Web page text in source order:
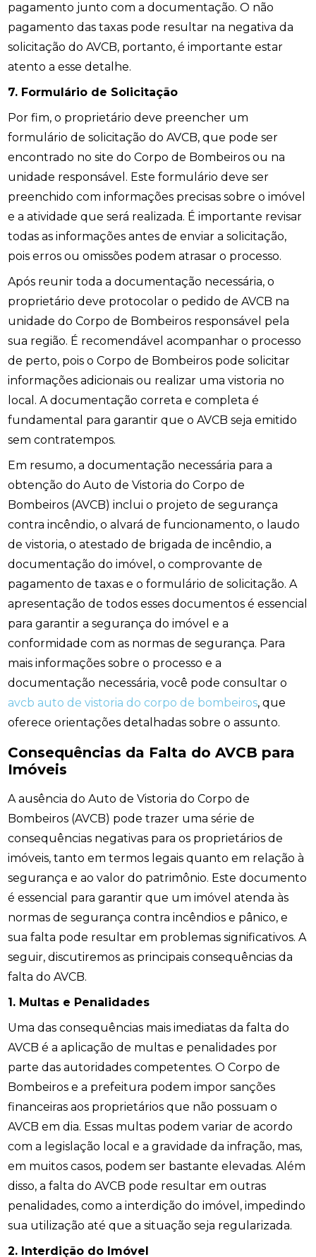
pagamento junto com a documentação. O não
pagamento das taxas pode resultar na negativa da
solicitação do AVCB, portanto, é importante estar
atento a esse detalhe.
7. Formulário de Solicitação
Por fim, o proprietário deve preencher um
formulário de solicitação do AVCB, que pode ser
encontrado no site do Corpo de Bombeiros ou na
unidade responsável. Este formulário deve ser
preenchido com informações precisas sobre o imóvel
e a atividade que será realizada. É importante revisar
todas as informações antes de enviar a solicitação,
pois erros ou omissões podem atrasar o processo.
Após reunir toda a documentação necessária, o
proprietário deve protocolar o pedido de AVCB na
unidade do Corpo de Bombeiros responsável pela
sua região. É recomendável acompanhar o processo
de perto, pois o Corpo de Bombeiros pode solicitar
informações adicionais ou realizar uma vistoria no
local. A documentação correta e completa é
fundamental para garantir que o AVCB seja emitido
sem contratempos.
Em resumo, a documentação necessária para a
obtenção do Auto de Vistoria do Corpo de
Bombeiros (AVCB) inclui o projeto de segurança
contra incêndio, o alvará de funcionamento, o laudo
de vistoria, o atestado de brigada de incêndio, a
documentação do imóvel, o comprovante de
pagamento de taxas e o formulário de solicitação. A
apresentação de todos esses documentos é essencial
para garantir a segurança do imóvel e a
conformidade com as normas de segurança. Para
mais informações sobre o processo e a
documentação necessária, você pode consultar o
avcb auto de vistoria do corpo de bombeiros, que
oferece orientações detalhadas sobre o assunto.
Consequências da Falta do AVCB para
Imóveis
A ausência do Auto de Vistoria do Corpo de
Bombeiros (AVCB) pode trazer uma série de
consequências negativas para os proprietários de
imóveis, tanto em termos legais quanto em relação à
segurança e ao valor do patrimônio. Este documento
é essencial para garantir que um imóvel atenda às
normas de segurança contra incêndios e pânico, e
sua falta pode resultar em problemas significativos. A
seguir, discutiremos as principais consequências da
falta do AVCB.
1. Multas e Penalidades
Uma das consequências mais imediatas da falta do
AVCB é a aplicação de multas e penalidades por
parte das autoridades competentes. O Corpo de
Bombeiros e a prefeitura podem impor sanções
financeiras aos proprietários que não possuam o
AVCB em dia. Essas multas podem variar de acordo
com a legislação local e a gravidade da infração, mas,
em muitos casos, podem ser bastante elevadas. Além
disso, a falta do AVCB pode resultar em outras
penalidades, como a interdição do imóvel, impedindo
sua utilização até que a situação seja regularizada.
2. Interdição do Imóvel